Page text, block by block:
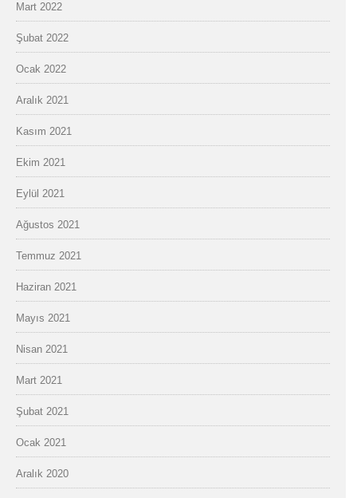
Mart 2022
Şubat 2022
Ocak 2022
Aralık 2021
Kasım 2021
Ekim 2021
Eylül 2021
Ağustos 2021
Temmuz 2021
Haziran 2021
Mayıs 2021
Nisan 2021
Mart 2021
Şubat 2021
Ocak 2021
Aralık 2020